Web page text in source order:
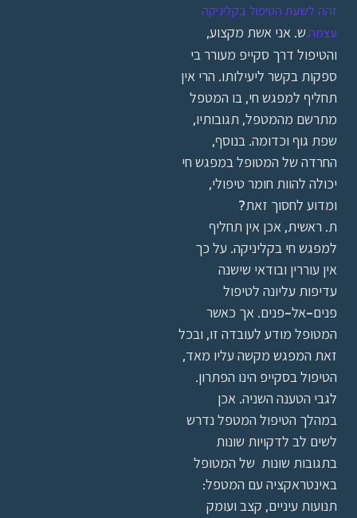
זהה לשעת הטיפול בקליניקה
עצמה.ש. אני אשת מקצוע,
והטיפול דרך סקייפ מעורר בי
ספקות בקשר ליעילותו. הרי אין
תחליף למפגש חי, בו המטפל
מתרשם מהמטפל, תגובותיו,
שפת גוף וכדומה. בנוסף,
החרדה של המטופל במפגש חי
יכולה להוות חומר טיפולי,
ומדוע לחסוך זאת?
ת. ראשית, אכן אין תחליף
למפגש חי בקליניקה. על כך
אין עוררין ובודאי שישנה
עדיפות עליונה לטיפול
פנים-אל-פנים. אך כאשר
המטופל מודע לעובדה זו, ובכל
זאת המפגש מקשה עליו מאד,
הטיפול בסקייפ הינו הפתרון.
לגבי הטענה השניה. אכן
במהלך הטיפול המטפל נדרש
לשים לב לדקויות שונות
בתגובות שונות של המטופל
באינטראקציה עם המטפל:
תנועות עיניים, קצב ועומק